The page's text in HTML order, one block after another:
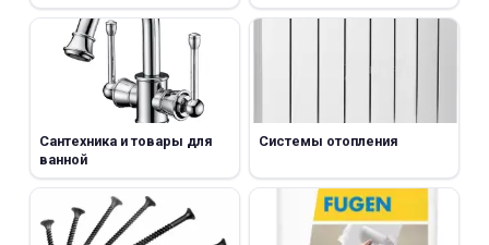
Сантехника и товары для
ванной
Системы отопления